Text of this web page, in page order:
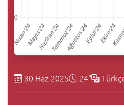
30 Haz 2025 24"